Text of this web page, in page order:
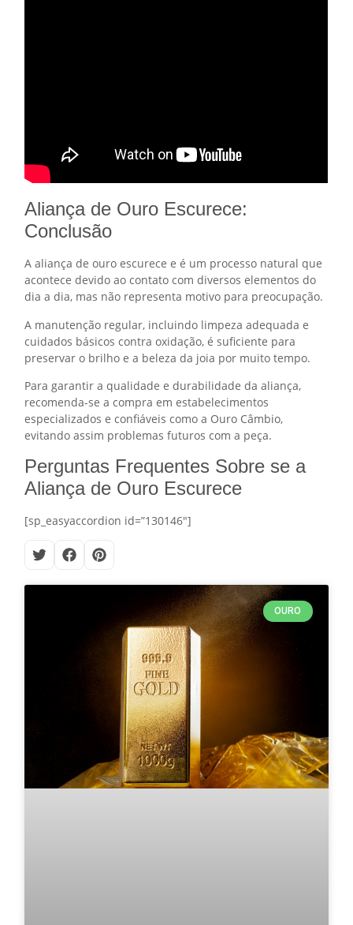
Aliança de Ouro Escurece:
Conclusão
A aliança de ouro escurece e é um processo natural que
acontece devido ao contato com diversos elementos do
dia a dia, mas não representa motivo para preocupação.
A manutenção regular, incluindo limpeza adequada e
cuidados básicos contra oxidação, é suficiente para
preservar o brilho e a beleza da joia por muito tempo.
Para garantir a qualidade e durabilidade da aliança,
recomenda-se a compra em estabelecimentos
especializados e confiáveis como a Ouro Câmbio,
evitando assim problemas futuros com a peça.
Perguntas Frequentes Sobre se a
Aliança de Ouro Escurece
[sp_easyaccordion id=”130146″]
OURO